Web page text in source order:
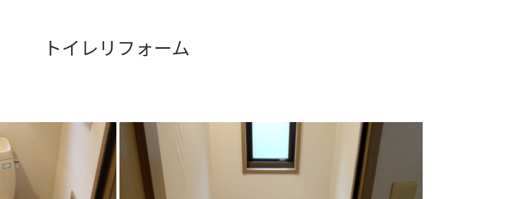
トイレリフォーム